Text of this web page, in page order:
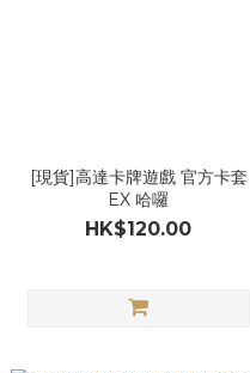
[現貨]高達卡牌遊戲 官方卡套
EX 哈囉
HK$120.00